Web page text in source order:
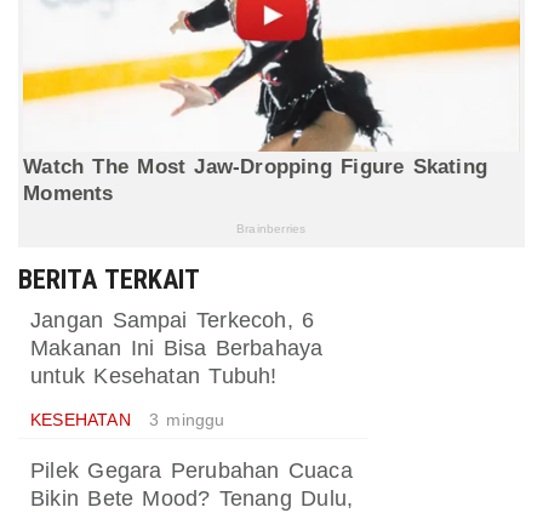
BERITA TERKAIT
Jangan Sampai Terkecoh, 6
Makanan Ini Bisa Berbahaya
untuk Kesehatan Tubuh!
KESEHATAN 3 minggu
Pilek Gegara Perubahan Cuaca
Bikin Bete Mood? Tenang Dulu,